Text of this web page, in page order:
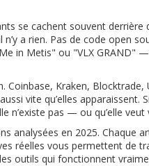
se cachent souvent derrière
a rien. Pas de code open
in Metis" ou "VLX GRAND"
Coinbase, Kraken, Blocktrade,
vite qu’elles apparaissent.
n’existe pas — ou qu’elle veut
analysées en 2025. Chaque
réelles vous permettent de
outils qui fonctionnent